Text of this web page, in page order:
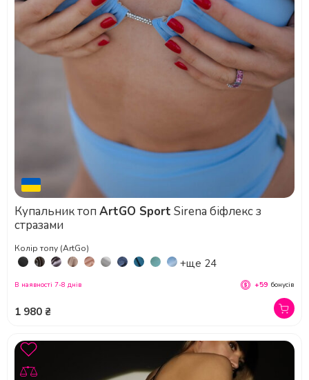
Купальник топ ArtGO Sport Sirena біфлекс з
стразами
Колір топу (ArtGo)
+ще 24
1 980 ₴
В наявності 7-8 днів +59 бонусів